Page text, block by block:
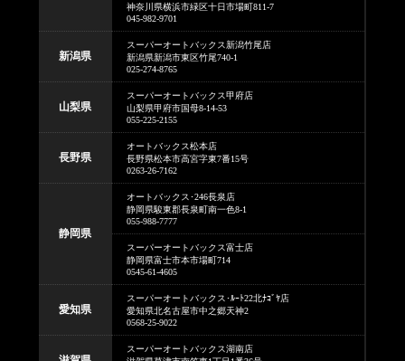
神奈川県横浜市緑区十日市場町811-7
045-982-9701
新潟県
スーパーオートバックス新潟竹尾店
新潟県新潟市東区竹尾740-1
025-274-8765
山梨県
スーパーオートバックス甲府店
山梨県甲府市国母8-14-53
055-225-2155
長野県
オートバックス松本店
長野県松本市高宮字東7番15号
0263-26-7162
静岡県
オートバックス･246長泉店
静岡県駿東郡長泉町南一色8-1
055-988-7777
スーパーオートバックス富士店
静岡県富士市本市場町714
0545-61-4605
愛知県
スーパーオートバックス･ﾙｰﾄ22北ﾅｺﾞﾔ店
愛知県北名古屋市中之郷天神2
0568-25-9022
スーパーオートバックス湖南店